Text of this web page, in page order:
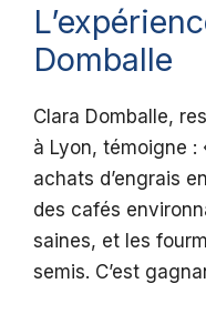
Domballe
Clara Domballe,
à Lyon, témoigne :
achats d’engrais
des cafés
saines, et les
semis. C’est